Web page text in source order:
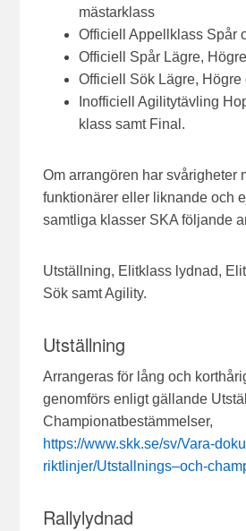
mästarklass
Officiell Appellklass Spår
Officiell Spår Lägre,
Officiell Sök Lägre,
Inofficiell Agilitytävling
klass samt Final.
Om arrangören har svårigheter
funktionärer eller liknande och
samtliga klasser SKA följande
Utställning, Elitklass lydnad,
Sök samt Agility.
Utställning
Arrangeras för lång och
genomförs enligt gällande
Championatbestämmelser,
https://www.skk.se/sv/Vara-
riktlinjer/Utstallnings–och-
Rallylydnad